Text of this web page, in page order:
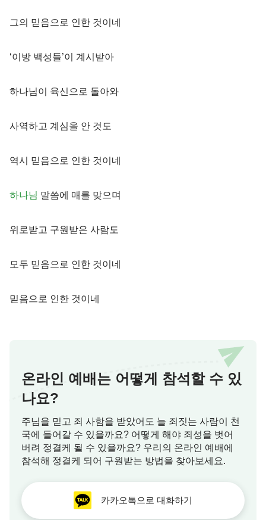
그의 믿음으로 인한 것이네
‘이방 백성들’이 계시받아
하나님이 육신으로 돌아와
사역하고 계심을 안 것도
역시 믿음으로 인한 것이네
하나님 말씀에 매를 맞으며
위로받고 구원받은 사람도
모두 믿음으로 인한 것이네
믿음으로 인한 것이네
온라인 예배는 어떻게 참석할 수 있
나요?
주님을 믿고 죄 사함을 받았어도 늘 죄짓는 사람이 천
국에 들어갈 수 있을까요? 어떻게 해야 죄성을 벗어
버려 정결케 될 수 있을까요? 우리의 온라인 예배에
참석해 정결케 되어 구원받는 방법을 찾아보세요.
카카오톡으로 대화하기